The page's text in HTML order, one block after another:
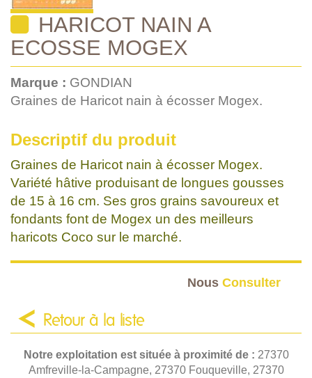
HARICOT NAIN A
ECOSSE MOGEX
Marque : GONDIAN
Graines de Haricot nain à écosser Mogex.
Descriptif du produit
Graines de Haricot nain à écosser Mogex.
Variété hâtive produisant de longues gousses
de 15 à 16 cm. Ses gros grains savoureux et
fondants font de Mogex un des meilleurs
haricots Coco sur le marché.
Nous Consulter
Retour à la liste
Notre exploitation est située à proximité de : 27370
Amfreville-la-Campagne, 27370 Fouqueville, 27370